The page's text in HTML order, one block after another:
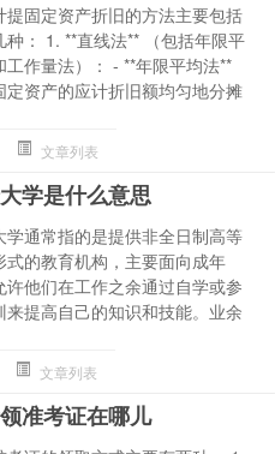
提固定资产折旧的方法主要包括
种： 1. **直线法** （包括年限平
工作量法）： - **年限平均法**
定资产的应计折旧额均匀地分摊
文章列表
学是什么意思
学通常指的是提供非全日制高等
式的教育机构，主要面向成年
许他们在工作之余通过自学或参
来提高自己的知识和技能。业余
文章列表
准考证在哪儿